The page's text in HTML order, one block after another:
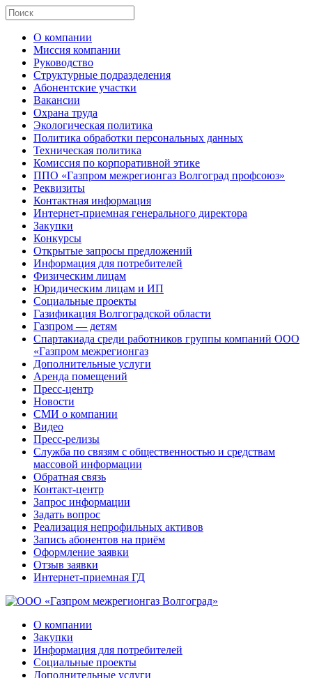
О компании
Миссия компании
Руководство
Структурные подразделения
Абонентские участки
Вакансии
Охрана труда
Экологическая политика
Политика обработки персональных данных
Техническая политика
Комиссия по корпоративной этике
ППО «Газпром межрегионгаз Волгоград профсоюз»
Реквизиты
Контактная информация
Интернет-приемная генерального директора
Закупки
Конкурсы
Открытые запросы предложений
Информация для потребителей
Физическим лицам
Юридическим лицам и ИП
Социальные проекты
Газификация Волгоградской области
Газпром — детям
Спартакиада среди работников группы компаний ООО
«Газпром межрегионгаз
Дополнительные услуги
Аренда помещений
Пресс-центр
Новости
СМИ о компании
Видео
Пресс-релизы
Служба по связям с общественностью и средствам
массовой информации
Обратная связь
Контакт-центр
Запрос информации
Задать вопрос
Реализация непрофильных активов
Запись абонентов на приём
Оформление заявки
Отзыв заявки
Интернет-приемная ГД
О компании
Закупки
Информация для потребителей
Социальные проекты
Дополнительные услуги